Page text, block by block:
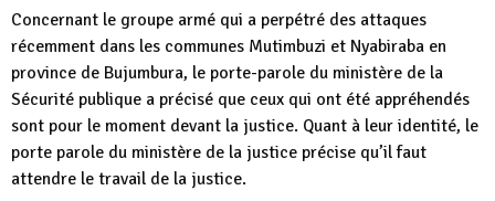
Concernant le groupe armé qui a perpétré des attaques
récemment dans les communes Mutimbuzi et Nyabiraba en
province de Bujumbura, le porte-parole du ministère de la
Sécurité publique a précisé que ceux qui ont été appréhendés
sont pour le moment devant la justice. Quant à leur identité, le
porte parole du ministère de la justice précise qu’il faut
attendre le travail de la justice.